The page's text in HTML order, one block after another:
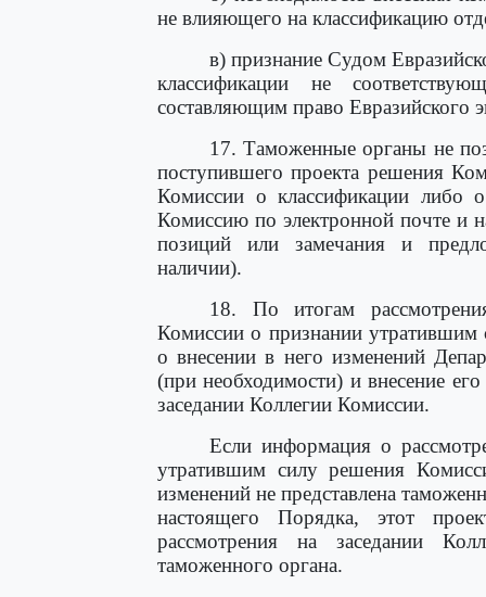
не влияющего на классификацию
в) признание Судом
классификации не
составляющим право Евразийского
17. Таможенные органы не
поступившего проекта решения
Комиссии о классификации либо
Комиссию по электронной почте и
позиций или замечания и
наличии).
18. По итогам
Комиссии о признании
о внесении в него изменений
(при необходимости) и внесение
заседании Коллегии Комиссии.
Если информация о
утратившим силу решения
изменений не представлена
настоящего Порядка, этот
рассмотрения на заседании
таможенного органа.